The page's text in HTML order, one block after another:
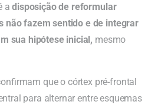
adisposição de reformular
não fazem sentido e de integrar
sua hipótese inicial, mesmo
que o córtex pré-frontal
para alternar entre esquemas